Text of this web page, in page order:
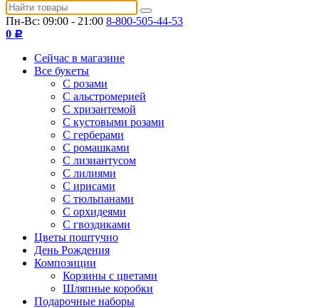
Пн-Вс: 09:00 - 21:00 8-800-505-44-53
0 Р
Сейчас в магазине
Все букеты
C розами
С альстромерией
С хризантемой
С кустовыми розами
С герберами
С ромашками
С лизиантусом
С лилиями
С ирисами
С тюльпанами
С орхидеями
С гвоздиками
Цветы поштучно
День Рождения
Композиции
Корзины с цветами
Шляпные коробки
Подарочные наборы